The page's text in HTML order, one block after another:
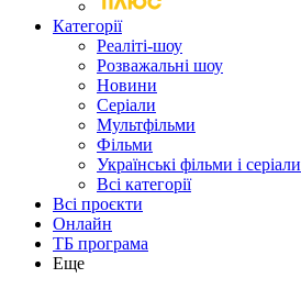
Категорії
Реаліті-шоу
Розважальні шоу
Новини
Серіали
Мультфільми
Фільми
Українські фільми і серіали
Всі категорії
Всі проєкти
Онлайн
ТБ програма
Еще